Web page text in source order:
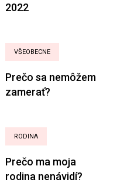
2022
VŠEOBECNE
Prečo sa nemôžem
zamerať?
RODINA
Prečo ma moja
rodina nenávidí?